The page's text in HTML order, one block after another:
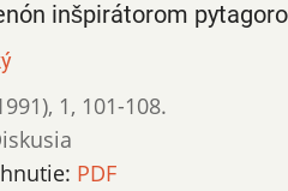
inšpirátorom
, 1, 101-108.
PDF